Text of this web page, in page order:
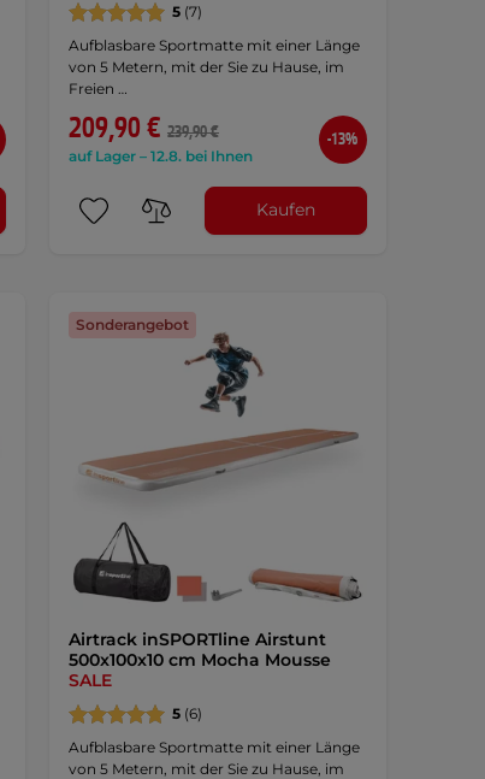
5(7)
Aufblasbare Sportmatte mit einer Länge
von 5 Metern, mit der Sie zu Hause, im
Freien …
209,90 € 239,90 €
auf Lager – 12.8. bei Ihnen
-13%
Kaufen
Sonderangebot
Airtrack inSPORTline Airstunt
500x100x10 cm Mocha Mousse
SALE
5(6)
Aufblasbare Sportmatte mit einer Länge
von 5 Metern, mit der Sie zu Hause, im